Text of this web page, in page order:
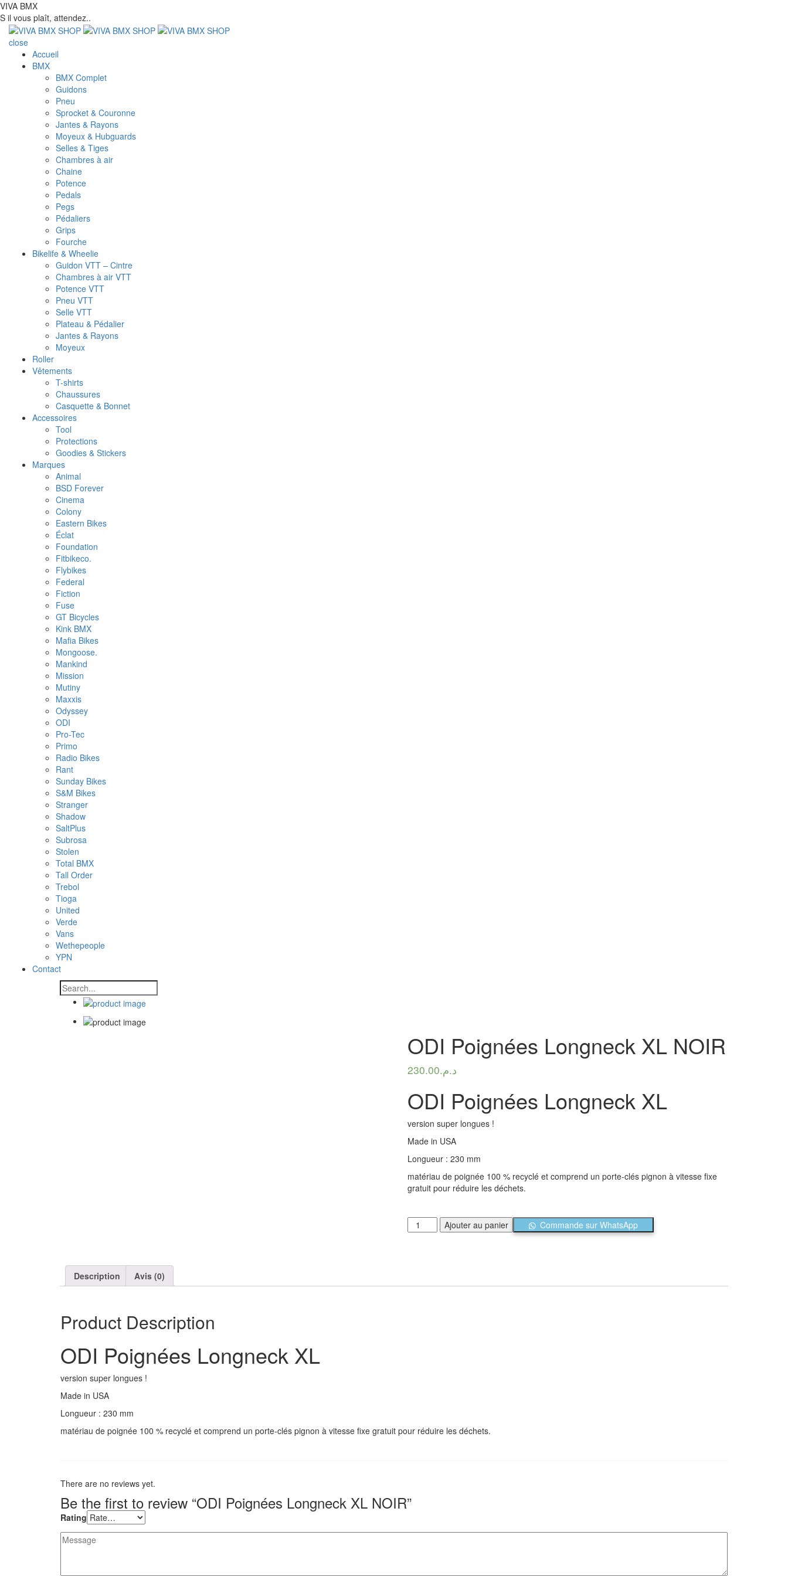
VIVA BMX
S il vous plaît, attendez..
close
Accueil
BMX
BMX Complet
Guidons
Pneu
Sprocket & Couronne
Jantes & Rayons
Moyeux & Hubguards
Selles & Tiges
Chambres à air
Chaine
Potence
Pedals
Pegs
Pédaliers
Grips
Fourche
Bikelife & Wheelie
Guidon VTT – Cintre
Chambres à air VTT
Potence VTT
Pneu VTT
Selle VTT
Plateau & Pédalier
Jantes & Rayons
Moyeux
Roller
Vêtements
T-shirts
Chaussures
Casquette & Bonnet
Accessoires
Tool
Protections
Goodies & Stickers
Marques
Animal
BSD Forever
Cinema
Colony
Eastern Bikes
Éclat
Foundation
Fitbikeco.
Flybikes
Federal
Fiction
Fuse
GT Bicycles
Kink BMX
Mafia Bikes
Mongoose.
Mankind
Mission
Mutiny
Maxxis
Odyssey
ODI
Pro-Tec
Primo
Radio Bikes
Rant
Sunday Bikes
S&M Bikes
Stranger
Shadow
SaltPlus
Subrosa
Stolen
Total BMX
Tall Order
Trebol
Tioga
United
Verde
Vans
Wethepeople
YPN
Contact
ODI Poignées Longneck XL NOIR
د.م.230.00
ODI Poignées Longneck XL
version super longues !
Made in USA
Longueur : 230 mm
matériau de poignée 100 % recyclé et comprend un porte-clés pignon à vitesse fixe
gratuit pour réduire les déchets.
Ajouter au panier Commande sur WhatsApp
Description Avis (0)
Product Description
ODI Poignées Longneck XL
version super longues !
Made in USA
Longueur : 230 mm
matériau de poignée 100 % recyclé et comprend un porte-clés pignon à vitesse fixe gratuit pour réduire les déchets.
There are no reviews yet.
Be the first to review “ODI Poignées Longneck XL NOIR”
Rating